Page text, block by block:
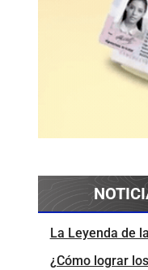
La Leyenda de
¿Cómo lograr